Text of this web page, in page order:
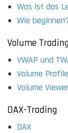
Was ist das
Wie
Volume
VWAP und
Volume Profile
Volume Viewer
DAX-Trading
DAX